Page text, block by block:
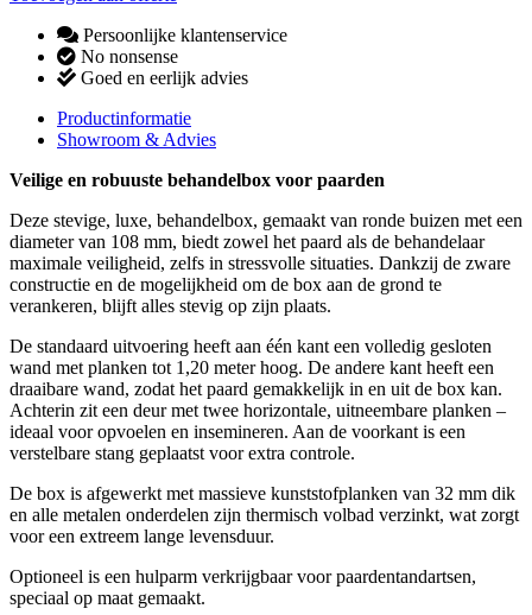
Persoonlijke klantenservice
No nonsense
Goed en eerlijk advies
Productinformatie
Showroom & Advies
Veilige en robuuste behandelbox voor paarden
Deze stevige, luxe, behandelbox, gemaakt van ronde buizen met een
diameter van 108 mm, biedt zowel het paard als de behandelaar
maximale veiligheid, zelfs in stressvolle situaties. Dankzij de zware
constructie en de mogelijkheid om de box aan de grond te
verankeren, blijft alles stevig op zijn plaats.
De standaard uitvoering heeft aan één kant een volledig gesloten
wand met planken tot 1,20 meter hoog. De andere kant heeft een
draaibare wand, zodat het paard gemakkelijk in en uit de box kan.
Achterin zit een deur met twee horizontale, uitneembare planken –
ideaal voor opvoelen en insemineren. Aan de voorkant is een
verstelbare stang geplaatst voor extra controle.
De box is afgewerkt met massieve kunststofplanken van 32 mm dik
en alle metalen onderdelen zijn thermisch volbad verzinkt, wat zorgt
voor een extreem lange levensduur.
Optioneel is een hulparm verkrijgbaar voor paardentandartsen,
speciaal op maat gemaakt.